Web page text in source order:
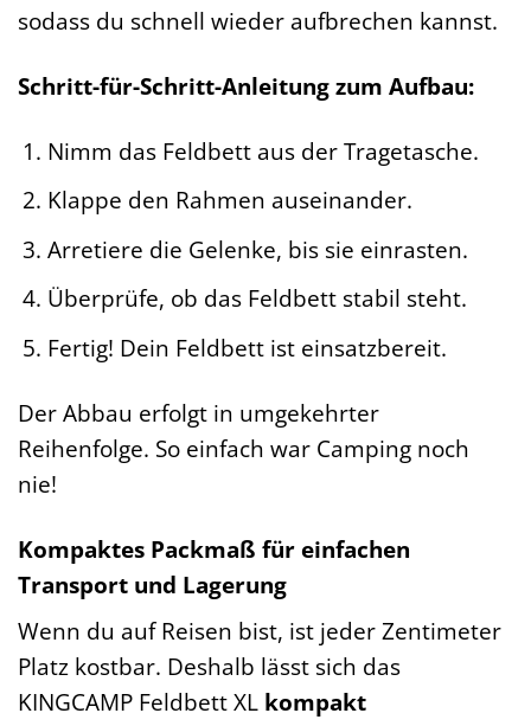
sodass du schnell wieder aufbrechen kannst.
Schritt-für-Schritt-Anleitung zum Aufbau:
Nimm das Feldbett aus der Tragetasche.
Klappe den Rahmen auseinander.
Arretiere die Gelenke, bis sie einrasten.
Überprüfe, ob das Feldbett stabil steht.
Fertig! Dein Feldbett ist einsatzbereit.
Der Abbau erfolgt in umgekehrter
Reihenfolge. So einfach war Camping noch
nie!
Kompaktes Packmaß für einfachen
Transport und Lagerung
Wenn du auf Reisen bist, ist jeder Zentimeter
Platz kostbar. Deshalb lässt sich das
KINGCAMP Feldbett XL kompakt